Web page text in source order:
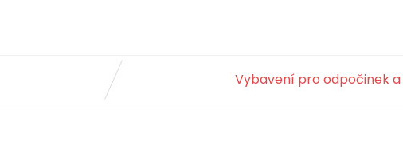
Vybavení pro odpočinek